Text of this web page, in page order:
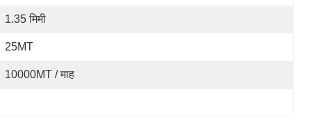
1.35 मिमी
25MT
10000MT / माह